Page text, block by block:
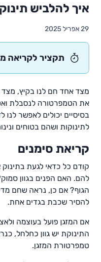
איך להלביש
29 אפריל 2025
תקציר לקריאה
מצד אחד חם לנו בקיץ, מצד
את הטמפרטורה לנסבלת
בסיסיים יכולים לאפשר
לתינוקות ושהם בטוחים
קריאת סימנים
קודם כל כדאי לגעת
להם. האם הפנים בגוון
הגוף? אם כן, נראה שחם
להסיר שכבת בגדים אחת.
אם המזגן פועל בעוצמה
התינוקת יש גוון כחלחל,
טמפרטורת המזגן.